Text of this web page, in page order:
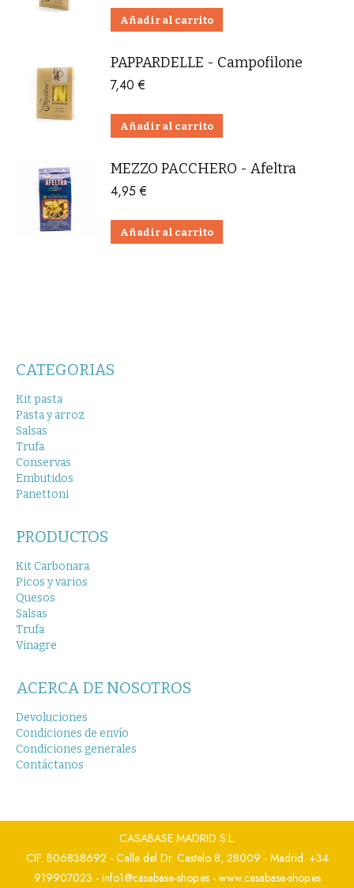
Añadir al carrito
PAPPARDELLE - Campofilone
7,40€
Añadir al carrito
MEZZO PACCHERO - Afeltra
4,95€
Añadir al carrito
CATEGORIAS
Kit pasta
Pasta y arroz
Salsas
Trufa
Conservas
Embutidos
Panettoni
PRODUCTOS
Kit Carbonara
Picos y varios
Quesos
Salsas
Trufa
Vinagre
ACERCA DE NOSOTROS
Devoluciones
Condiciones de envío
Condiciones generales
Contáctanos
CASABASE MADRID S.L.
CIF. B06838692 - Calle del Dr. Castelo 8, 28009 - Madrid. +34
919907023 - info1@casabase-shop.es - www.casabase-shop.es